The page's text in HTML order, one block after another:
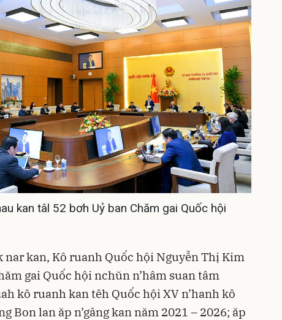
kan tâl 52 bơh Uỷ ban Chăm gai Quốc hội
kan, Kô ruanh Quốc hội Nguyễn Thị Kim
gai Quốc hội nchŭn n’hâm suan tâm
kô ruanh kan têh Quốc hội XV n’hanh kô
Bon lan ăp n’gâng kan năm 2021 – 2026; ăp